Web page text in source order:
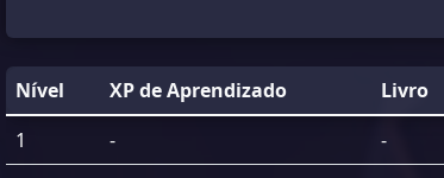
Nível XP de Aprendizado
Livro
1
- -